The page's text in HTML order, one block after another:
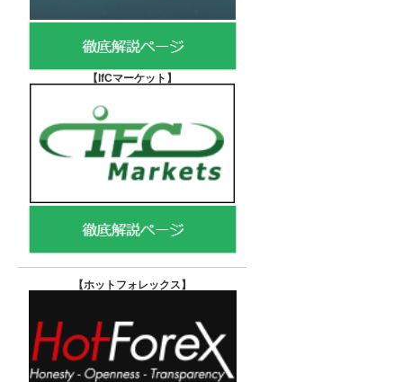
【IfCマーケット 】
【ホットフォレックス】